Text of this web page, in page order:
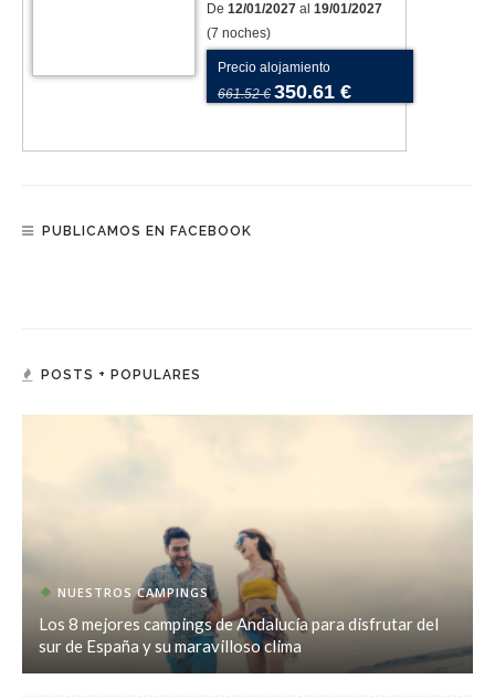
De 12/01/2027 al 19/01/2027
(7 noches)
Precio alojamiento
661.52 € 350.61 €
PUBLICAMOS EN FACEBOOK
POSTS + POPULARES
NUESTROS CAMPINGS
Los 8 mejores campings de Andalucía para disfrutar del
sur de España y su maravilloso clima